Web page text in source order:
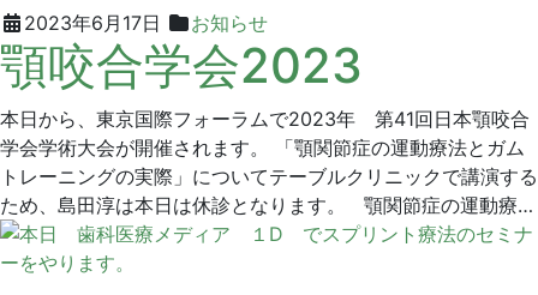
2023年6月17日 お知らせ2023
年
6
月
17
日
グ
リ
ー
ン
デ
ン
タ
ル
顎咬合学会2023
本日から、東京国際フォーラムで2023年 第41回日本顎咬合
学会学術大会が開催されます。 「顎関節症の運動療法とガム
トレーニングの実際」についてテーブルクリニックで講演する
ため、島田淳は本日は休診となります。 顎関節症の運動療…